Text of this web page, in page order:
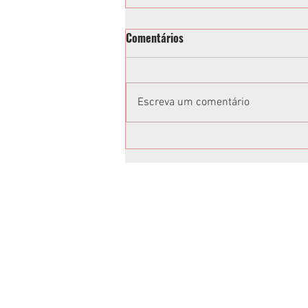
Toninho e Alisson Wandscheer
Comentários
Escreva um comentário